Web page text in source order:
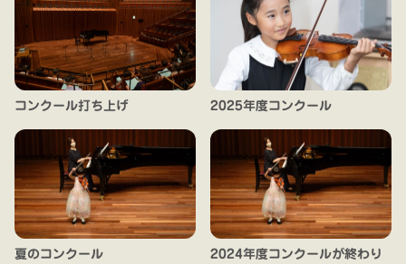
コンクール打ち上げ 2025年度コンクール
夏のコンクール
2024年度コンクールが終わり